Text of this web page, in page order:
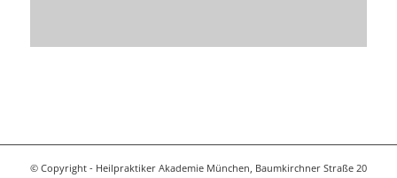
© Copyright - Heilpraktiker Akademie München, Baumkirchner Straße 20